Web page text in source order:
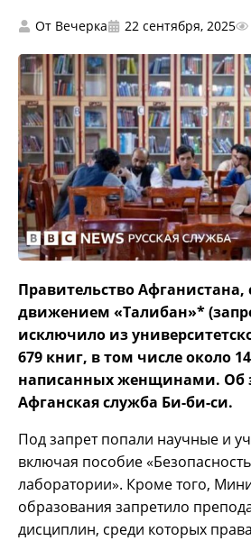
От Вечерка 22 сентября, 2025
Правительство
движением «Талибан»*
исключило из
679 книг, в том числе около
написанных женщинами. Об
Афганская служба Би-би-си.
Под запрет попали научные и
включая пособие
лаборатории». Кроме того,
образования запретило
дисциплин, среди которых